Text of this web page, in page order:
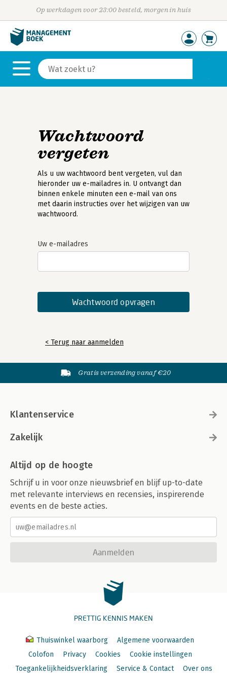
Op werkdagen voor 23:00 besteld, morgen in huis
Wachtwoord
vergeten
Als u uw wachtwoord bent vergeten, vul dan
hieronder uw e-mailadres in. U ontvangt dan
binnen enkele minuten een e-mail van ons
met daarin instructies over het wijzigen van uw
wachtwoord.
Uw e-mailadres
< Terug naar aanmelden
Gratis verzending vanaf €20
Klantenservice
Zakelijk
Altijd op de hoogte
Schrijf u in voor onze nieuwsbrief en blijf up-to-date
met relevante interviews en recensies, inspirerende
events en de beste acties.
Aanmelden
PRETTIG KENNIS MAKEN
Thuiswinkel waarborg
Algemene voorwaarden
Colofon
Privacy Cookies
Cookie instellingen
Toegankelijkheidsverklaring
Service & Contact Over ons